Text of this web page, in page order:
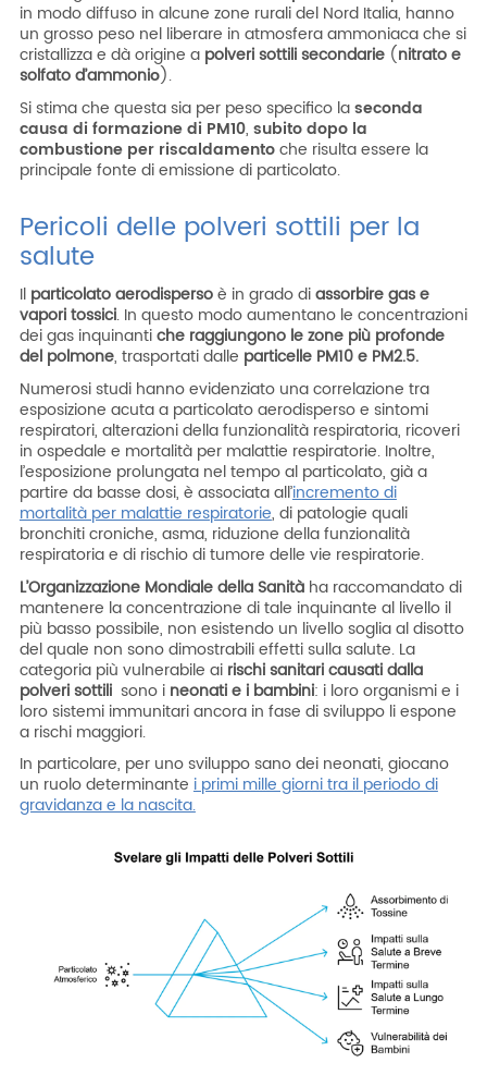
in modo diffuso in alcune zone rurali del Nord Italia, hanno
un grosso peso nel liberare in atmosfera ammoniaca che si
cristallizza e dà origine a polveri sottili secondarie (nitrato e
solfato d’ammonio).
Si stima che questa sia per peso specifico laseconda
causa di formazione di PM10, subito dopo la
combustione per riscaldamentoche risulta essere la
principale fonte di emissione di particolato.
Pericoli delle polveri sottili per la
salute
Il particolato aerodispersoè in grado diassorbire gas e
vapori tossici. In questo modo aumentano le concentrazioni
dei gas inquinantiche raggiungono le zone più profonde
del polmone, trasportati dalle particelle PM10 e PM2.5.
Numerosi studi hanno evidenziato una correlazione tra
esposizione acuta a particolato aerodisperso e sintomi
respiratori, alterazioni della funzionalità respiratoria, ricoveri
in ospedale e mortalità per malattie respiratorie. Inoltre,
l’esposizione prolungata nel tempo al particolato, già a
partire da basse dosi, è associata all’incremento di
mortalità per malattie respiratorie, di patologie quali
bronchiti croniche, asma, riduzione della funzionalità
respiratoria e di rischio di tumore delle vie respiratorie.
L’Organizzazione Mondiale della Sanitàha raccomandato di
mantenere la concentrazione di tale inquinante al livello il
più basso possibile, non esistendo un livello soglia al disotto
del quale non sono dimostrabili effetti sulla salute. La
categoria più vulnerabile ai rischi sanitari causati dalla
polveri sottili sono i neonati e i bambini: i loro organismi e i
loro sistemi immunitari ancora in fase di sviluppo li espone
a rischi maggiori.
In particolare, per uno sviluppo sano dei neonati, giocano
un ruolo determinante i primi mille giorni tra il periodo di
gravidanza e la nascita.